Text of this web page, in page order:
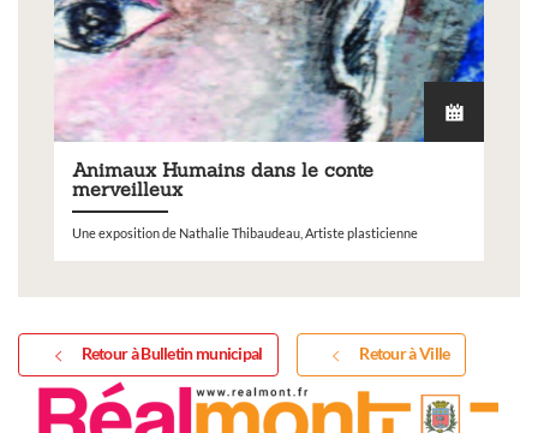
Animaux Humains dans le conte
merveilleux
Une exposition de Nathalie Thibaudeau, Artiste plasticienne
Retour à Bulletin municipal Retour à Ville